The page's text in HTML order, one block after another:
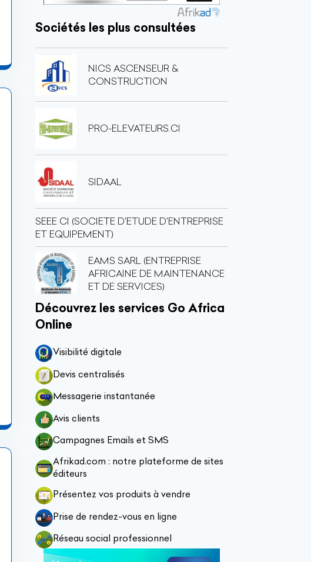
Sociétés les plus consultées
NICS ASCENSEUR &
CONSTRUCTION
PRO-ELEVATEURS.CI
SIDAAL
SEEE CI (SOCIETE D'ETUDE D'ENTREPRISE
ET EQUIPEMENT)
EAMS SARL (ENTREPRISE
AFRICAINE DE MAINTENANCE
ET DE SERVICES)
Découvrez les services Go Africa
Online
Visibilité digitale
Devis centralisés
Messagerie instantanée
Avis clients
Campagnes Emails et SMS
Afrikad.com : notre plateforme de sites
éditeurs
Présentez vos produits à vendre
Prise de rendez-vous en ligne
Réseau social professionnel